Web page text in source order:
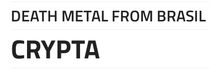
DEATH METAL FROM BRASIL
CRYPTA